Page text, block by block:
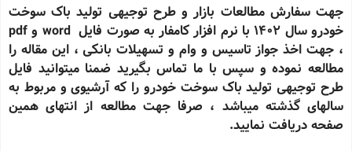
جهت سفارش مطالعات بازار و طرح توجیهی تولید باک سوخت
خودرو سال 1402 با نرم افزار کامفار به صورت فایل word و pdf
، جهت اخذ جواز تاسیس و وام و تسهیلات بانکی ، این مقاله را
مطالعه نموده و سپس با ما تماس بگیرید ضمنا میتوانید فایل
طرح توجیهی تولید باک سوخت خودرو را که آرشیوی و مربوط به
سالهای گذشته میباشد ، صرفا جهت مطالعه از انتهای همین
صفحه دریافت نمایید.